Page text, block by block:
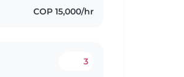
COP 15,000/hr
3